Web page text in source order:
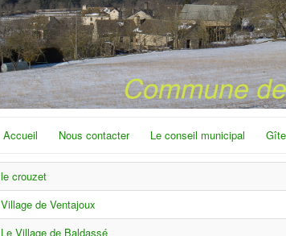
Accueil Nous contacter Le conseil municipal
le crouzet
Village de Ventajoux
Le Village de Baldassé